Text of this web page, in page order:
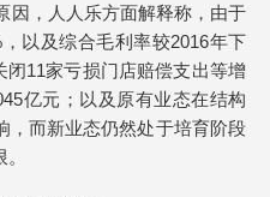
因，人人乐方面解释称，由于
以及综合毛利率较2016年下
闭11家亏损门店赔偿支出等增
亿元；以及原有业态在结构
，而新业态仍然处于培育阶段